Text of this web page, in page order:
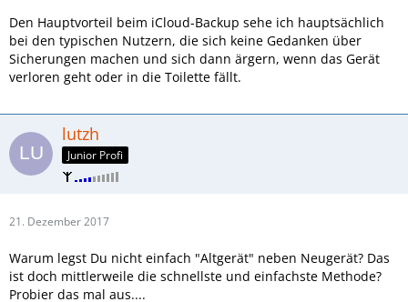
Den Hauptvorteil beim iCloud-Backup sehe ich hauptsächlich
bei den typischen Nutzern, die sich keine Gedanken über
Sicherungen machen und sich dann ärgern, wenn das Gerät
verloren geht oder in die Toilette fällt.
lutzh
Junior Profi
21. Dezember 2017
Warum legst Du nicht einfach "Altgerät" neben Neugerät? Das
ist doch mittlerweile die schnellste und einfachste Methode?
Probier das mal aus....